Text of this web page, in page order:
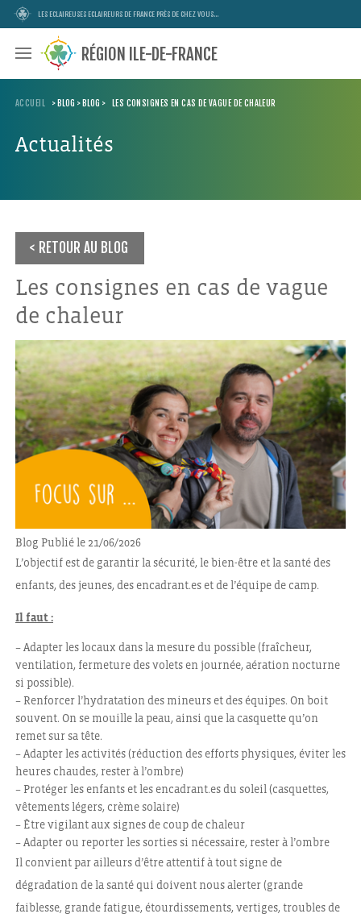
LES ECLAIREUSES ECLAIREURS DE FRANCE PRÈS DE CHEZ VOUS...
RÉGION ILE-DE-FRANCE
ACCUEIL > BLOG > BLOG > LES CONSIGNES EN CAS DE VAGUE DE CHALEUR
Actualités
RETOUR AU BLOG
Les consignes en cas de vague
de chaleur
Blog Publié le 21/06/2026
L’objectif est de garantir la sécurité, le bien-être et la santé des
enfants, des jeunes, des encadrant.es et de l’équipe de camp.
Il faut :
– Adapter les locaux dans la mesure du possible (fraîcheur,
ventilation, fermeture des volets en journée, aération nocturne
si possible).
– Renforcer l’hydratation des mineurs et des équipes. On boit
souvent. On se mouille la peau, ainsi que la casquette qu’on
remet sur sa tête.
– Adapter les activités (réduction des efforts physiques, éviter les
heures chaudes, rester à l’ombre)
– Protéger les enfants et les encadrant.es du soleil (casquettes,
vêtements légers, crème solaire)
– Être vigilant aux signes de coup de chaleur
– Adapter ou reporter les sorties si nécessaire, rester à l’ombre
Il convient par ailleurs d’être attentif à tout signe de
dégradation de la santé qui doivent nous alerter (grande
faiblesse, grande fatigue, étourdissements, vertiges, troubles de